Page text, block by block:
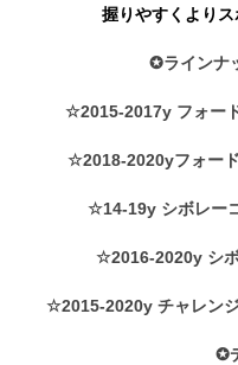
握りやすくより
✪ラインナ
☆2015-2017y フォー
☆2018-2020yフォー
☆14-19y シボレー
☆2016-2020y シ
☆2015-2020y チャレン
✪